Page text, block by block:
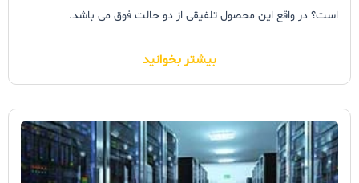
است؟ در واقع این محصول تلفیقی از دو حالت فوق می باشد.
بیشتر بخوانید